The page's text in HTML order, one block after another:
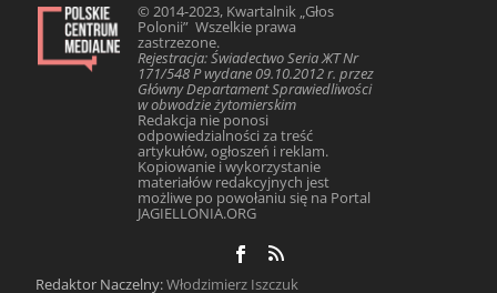
© 2014-2023, Kwartalnik „Głos
Polonii” Wszelkie prawa
zastrzezone.
Rejestracja: Świadectwo Seria ЖТ Nr
171/548 Р wydane 09.10.2012 r. przez
Główny Departament Sprawiedliwości
w obwodzie żytomierskim
Redakcja nie ponosi
odpowiedzialności za treść
artykułów, ogłoszeń i reklam.
Kopiowanie i wykorzystanie
materiałów redakcyjnych jest
możliwe po powołaniu się na Portal
JAGIELLONIA.ORG
Redaktor Naczelny:Włodzimierz Iszczuk